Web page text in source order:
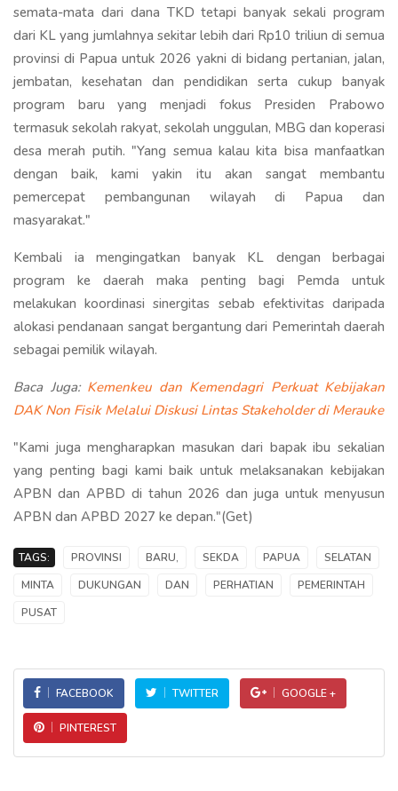
semata-mata dari dana TKD tetapi banyak sekali program
dari KL yang jumlahnya sekitar lebih dari Rp10 triliun di semua
provinsi di Papua untuk 2026 yakni di bidang pertanian, jalan,
jembatan, kesehatan dan pendidikan serta cukup banyak
program baru yang menjadi fokus Presiden Prabowo
termasuk sekolah rakyat, sekolah unggulan, MBG dan koperasi
desa merah putih. "Yang semua kalau kita bisa manfaatkan
dengan baik, kami yakin itu akan sangat membantu
pemercepat pembangunan wilayah di Papua dan
masyarakat."
Kembali ia mengingatkan banyak KL dengan berbagai
program ke daerah maka penting bagi Pemda untuk
melakukan koordinasi sinergitas sebab efektivitas daripada
alokasi pendanaan sangat bergantung dari Pemerintah daerah
sebagai pemilik wilayah.
Baca Juga: Kemenkeu dan Kemendagri Perkuat Kebijakan
DAK Non Fisik Melalui Diskusi Lintas Stakeholder di Merauke
"Kami juga mengharapkan masukan dari bapak ibu sekalian
yang penting bagi kami baik untuk melaksanakan kebijakan
APBN dan APBD di tahun 2026 dan juga untuk menyusun
APBN dan APBD 2027 ke depan."(Get)
TAGS: PROVINSI BARU, SEKDA PAPUA
SELATAN
MINTA
DUKUNGAN DAN PERHATIAN
PEMERINTAH
PUSAT
FACEBOOK TWITTER GOOGLE +
PINTEREST